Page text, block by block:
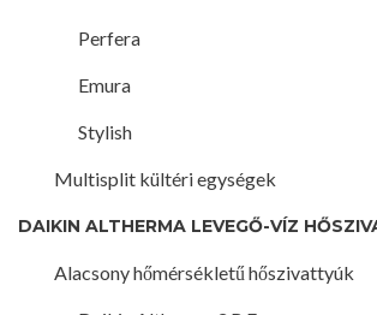
Perfera
Emura
Stylish
Multisplit kültéri egységek
DAIKIN ALTHERMA LEVEGŐ-VÍZ
Alacsony hőmérsékletű hőszivattyúk